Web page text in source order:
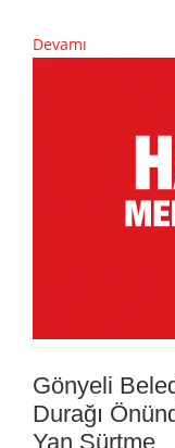
Devamı
Gönyeli
Durağı
Yan Sürtme